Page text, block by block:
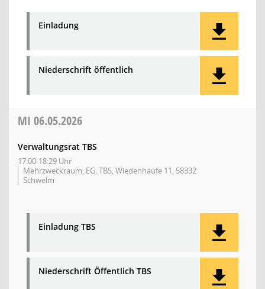
Einladung
Niederschrift öffentlich
MI 06.05.2026
Verwaltungsrat TBS
17:00-18:29 Uhr
Mehrzweckraum, EG, TBS, Wiedenhaufe 11, 58332
Schwelm
Einladung TBS
Niederschrift Öffentlich TBS